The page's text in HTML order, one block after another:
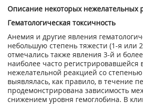
Описание некоторых нежелательных
Гематологическая токсичность
Анемия и другие явления
небольшую степень тяжести (1-я или
отмечались также явления 3-й и
наиболее часто регистрировавшейся
нежелательной реакцией со
выявлялась, как правило, в течение
продемонстрирована зависимость
снижением уровня гемоглобина. В